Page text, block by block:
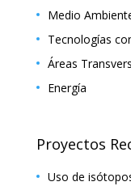
Medio
Tecnologías
Áreas
Energía
Proyectos
Uso de